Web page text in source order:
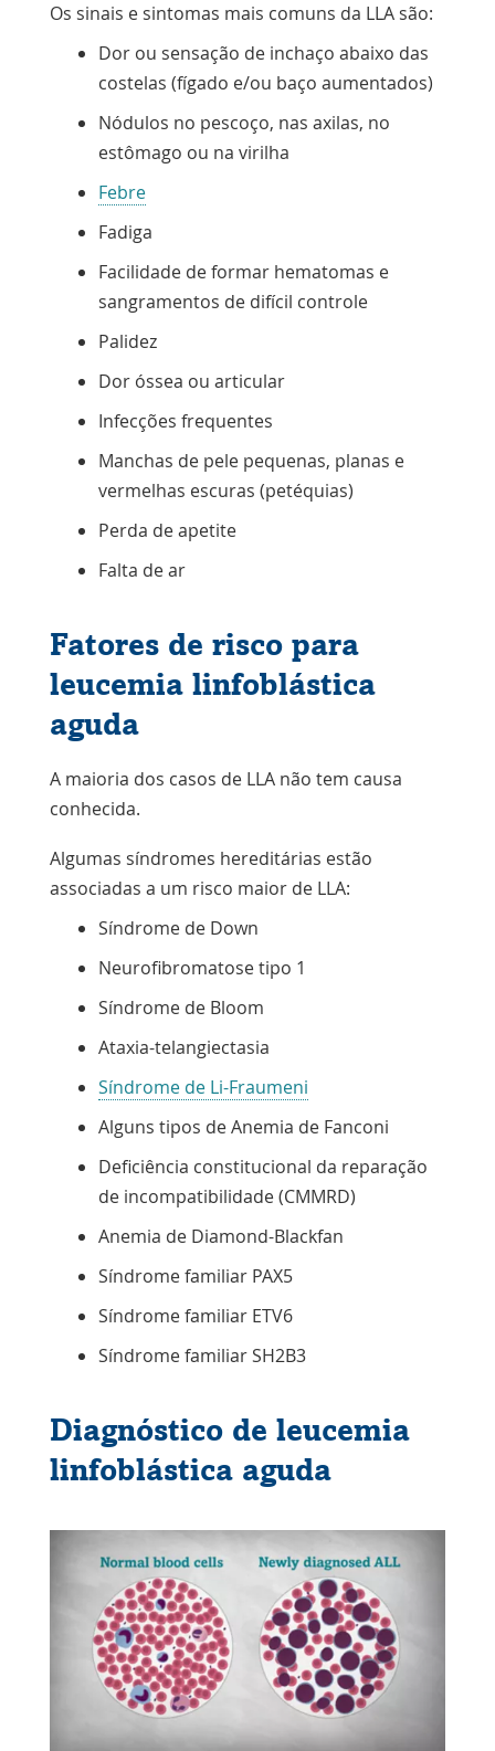
Os sinais e sintomas mais comuns da LLA são:
Dor ou sensação de inchaço abaixo das
costelas (fígado e/ou baço aumentados)
Nódulos no pescoço, nas axilas, no
estômago ou na virilha
Febre
Fadiga
Facilidade de formar hematomas e
sangramentos de difícil controle
Palidez
Dor óssea ou articular
Infecções frequentes
Manchas de pele pequenas, planas e
vermelhas escuras (petéquias)
Perda de apetite
Falta de ar
Fatores de risco para
leucemia linfoblástica
aguda
A maioria dos casos de LLA não tem causa
conhecida.
Algumas síndromes hereditárias estão
associadas a um risco maior de LLA:
Síndrome de Down
Neurofibromatose tipo 1
Síndrome de Bloom
Ataxia-telangiectasia
Síndrome de Li-Fraumeni
Alguns tipos deAnemia de Fanconi
Deficiência constitucional da reparação
de incompatibilidade (CMMRD)
Anemia de Diamond-Blackfan
Síndrome familiar PAX5
Síndrome familiar ETV6
Síndrome familiar SH2B3
Diagnóstico de leucemia
linfoblástica aguda